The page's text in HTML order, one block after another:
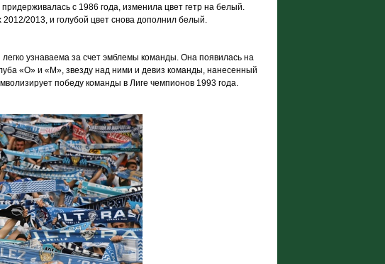
с 1986 года, изменила цвет гетр на белый.
2013, и голубой цвет снова дополнил белый.
узнаваема за счет эмблемы команды. Она появилась на
«О» и «М», звезду над ними и девиз команды, нанесенный
победу команды в Лиге чемпионов 1993 года.